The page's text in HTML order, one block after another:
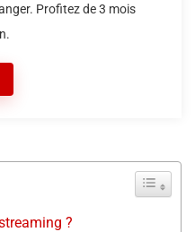
Profitez de 3 mois
?